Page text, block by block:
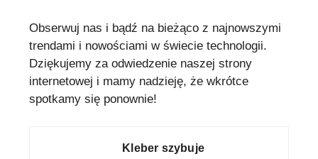
Obserwuj nas i bądź na bieżąco z najnowszymi
trendami i nowościami w świecie technologii.
Dziękujemy za odwiedzenie naszej strony
internetowej i mamy nadzieję, że wkrótce
spotkamy się ponownie!
Kleber szybuje